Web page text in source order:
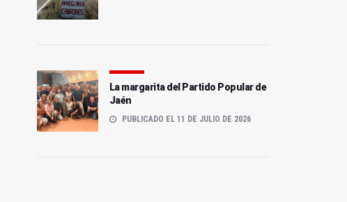
La margarita del Partido Popular de
Jaén
PUBLICADO EL 11 DE JULIO DE 2026